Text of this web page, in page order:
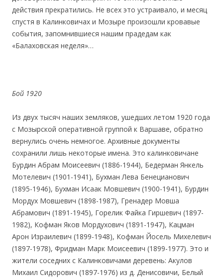
действия прекратились. Не всех это устраивало, и месяц
спустя в Калинковичах и Мозыре произошли кровавые
события, запомнившиеся нашим прадедам как
«Балаховская неделя»…
Бой 1920
Из двух тысяч наших земляков, ушедших летом 1920 года
с Мозырской оперативной группой к Варшаве, обратно
вернулись очень немногое. Архивные документы
сохранили лишь некоторые имена. Это калинковичане
Бурдин Абрам Моисеевич (1886-1944), Бедерман Янкель
Мотелевич (1901-1941), Бухман Лева Бенецианович
(1895-1946), Бухман Исаак Мовшевич (1900-1941), Бурдин
Мордух Мовшевич (1898-1987), Гренадер Мовша
Абрамович (1891-1945), Горелик Файка Гиршевич (1897-
1982), Кофман Яков Мордухович (1891-1947), Кацман
Арон Израилевич (1899-1948), Кофман Йосель Михелевич
(1897-1978), Фридман Марк Моисеевич (1899-1977). Это и
жители соседних с Калинковичами деревень: Акулов
Михаил Сидорович (1897-1976) из д. Денисовичи, Белый